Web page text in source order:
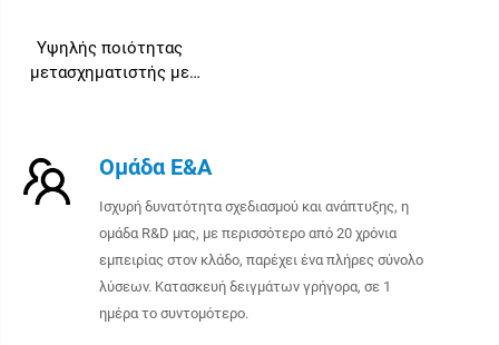
Υψηλής ποιότητας
μετασχηματιστής με
μετασχηματιστή
Ομάδα Ε&Α
Ισχυρή δυνατότητα σχεδιασμού και ανάπτυξης, η
ομάδα R&D μας, με περισσότερο από 20 χρόνια
εμπειρίας στον κλάδο, παρέχει ένα πλήρες σύνολο
λύσεων. Κατασκευή δειγμάτων γρήγορα, σε 1
ημέρα το συντομότερο.